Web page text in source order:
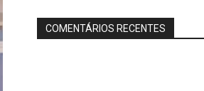
COMENTÁRIOS RECENTES